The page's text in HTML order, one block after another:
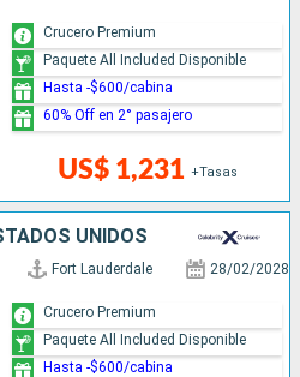
US$ 1,231 +Tasas
Crucero Premium
Paquete All Included Disponible
Hasta -$600/cabina
60% Off en 2° pasajero
UNIDOS
Fort Lauderdale 28/02/2028
Crucero Premium
Paquete All Included Disponible
Hasta -$600/cabina